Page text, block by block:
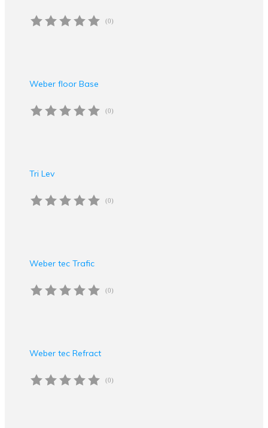
(0)
Weber floor Base
(0)
Tri Lev
(0)
Weber tec Trafic
(0)
Weber tec Refract
(0)